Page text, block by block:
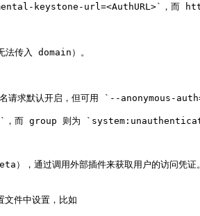
keystone-url=<AuthURL>`，而
传入 domain）。
请求默认开启，但可用 `--anonymous-
，而 group 则为
过调用外部插件来获取用户的访问凭证
中设置，比如